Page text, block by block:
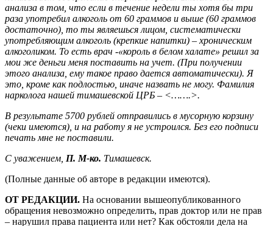
анализа в том, что если в течение недели ты хотя бы три
раза употребил алкоголь от 60 граммов и выше (60 граммов
достаточно), то ты являешься лицом, систематически
употребляющим алкоголь (крепкие напитки) – хроническим
алкоголиком. То есть врач -«король в белом халате» решил за
мои же деньги меня поставить на учет. (При получении
этого анализа, ему такое право дается автоматически). Я
это, кроме как подлостью, иначе назвать не могу. Фамилия
нарколога нашей тимашевской ЦРБ – <…….>.
В результате 5700 рублей отправились в мусорную корзину
(чеки имеются), и на работу я не устроился. Без его подписи
печать мне не поставили.
С уважением, П. М-ко. Тимашевск.
(Полные данные об авторе в редакции имеются).
ОТ РЕДАКЦИИ. На основании вышеопубликованного
обращения невозможно определить, прав доктор или не прав
– нарушил права пациента или нет? Как обстояли дела на